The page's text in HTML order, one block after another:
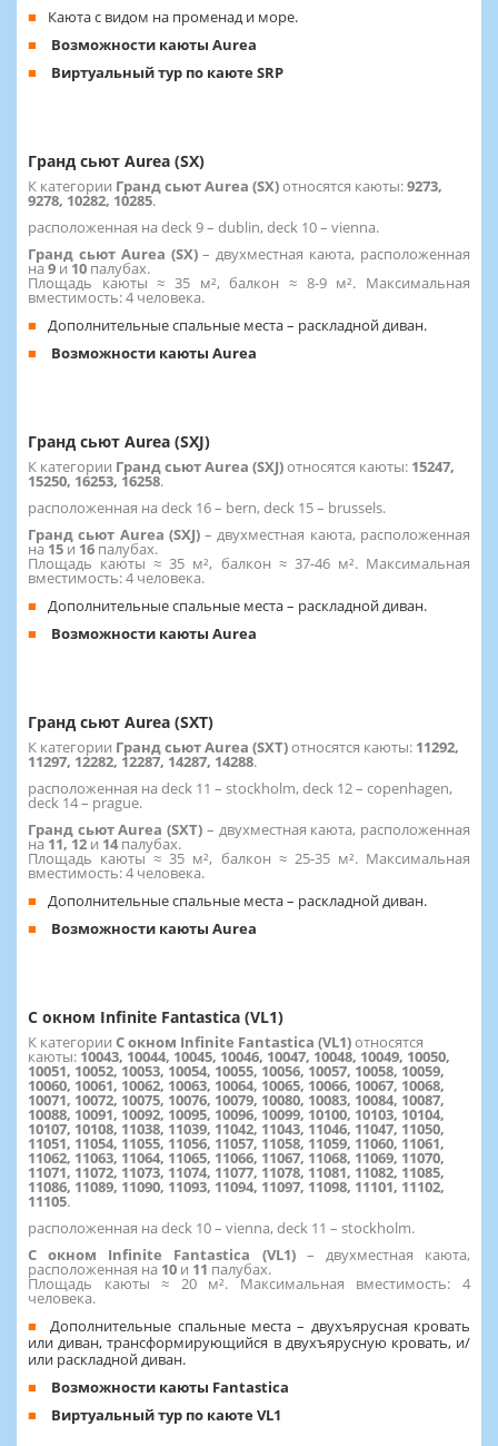
Каюта с видом на променад и море.
Возможности каюты Aurea
Виртуальный тур по каюте SRP
Гранд сьют Aurea (SX)
К категории Гранд сьют Aurea (SX)относятся каюты:9273,
9278, 10282, 10285.
расположенная на deck 9 – dublin, deck 10 – vienna.
Гранд сьют Aurea (SX)– двухместная каюта, расположенная
на 9 и10 палубах.
Площадь каюты ≈ 35 м², балкон ≈ 8-9 м². Максимальная
вместимость: 4 человека.
Дополнительные спальные места – раскладной диван.
Возможности каюты Aurea
Гранд сьют Aurea (SXJ)
К категории Гранд сьют Aurea (SXJ)относятся каюты: 15247,
15250, 16253, 16258.
расположенная на deck 16 – bern, deck 15 – brussels.
Гранд сьют Aurea (SXJ)– двухместная каюта, расположенная
на 15и 16 палубах.
Площадь каюты ≈ 35 м², балкон ≈ 37-46 м². Максимальная
вместимость: 4 человека.
Дополнительные спальные места – раскладной диван.
Возможности каюты Aurea
Гранд сьют Aurea (SXT)
К категории Гранд сьют Aurea (SXT)относятся каюты: 11292,
11297, 12282, 12287, 14287, 14288.
расположенная на deck 11 – stockholm, deck 12 – copenhagen,
deck 14 – prague.
Гранд сьют Aurea (SXT) – двухместная каюта, расположенная
на 11, 12 и 14палубах.
Площадь каюты ≈ 35 м², балкон ≈ 25-35 м². Максимальная
вместимость: 4 человека.
Дополнительные спальные места – раскладной диван.
Возможности каюты Aurea
С окном Infinite Fantastica (VL1)
К категории С окном Infinite Fantastica (VL1)относятся
каюты: 10043, 10044, 10045, 10046, 10047, 10048, 10049, 10050,
10051, 10052, 10053, 10054, 10055, 10056, 10057, 10058, 10059,
10060, 10061, 10062, 10063, 10064, 10065, 10066, 10067, 10068,
10071, 10072, 10075, 10076, 10079, 10080, 10083, 10084, 10087,
10088, 10091, 10092, 10095, 10096, 10099, 10100, 10103, 10104,
10107, 10108, 11038, 11039, 11042, 11043, 11046, 11047, 11050,
11051, 11054, 11055, 11056, 11057, 11058, 11059, 11060, 11061,
11062, 11063, 11064, 11065, 11066, 11067, 11068, 11069, 11070,
11071, 11072, 11073, 11074, 11077, 11078, 11081, 11082, 11085,
11086, 11089, 11090, 11093, 11094, 11097, 11098, 11101, 11102,
11105.
расположенная на deck 10 – vienna, deck 11 – stockholm.
С окном Infinite Fantastica (VL1) – двухместная каюта,
расположенная на 10 и 11 палубах.
Площадь каюты ≈ 20 м². Максимальная вместимость: 4
человека.
Дополнительные спальные места – двухъярусная кровать
или диван, трансформирующийся в двухъярусную кровать, и/
или раскладной диван.
Возможности каюты Fantastica
Виртуальный тур по каюте VL1